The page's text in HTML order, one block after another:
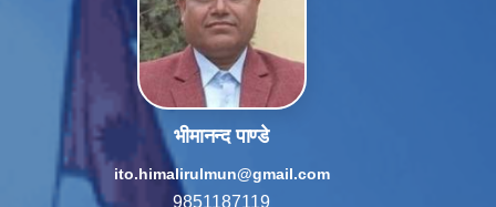
भीमानन्द पाण्डे
ito.himalirulmun@gmail.com
9851187119